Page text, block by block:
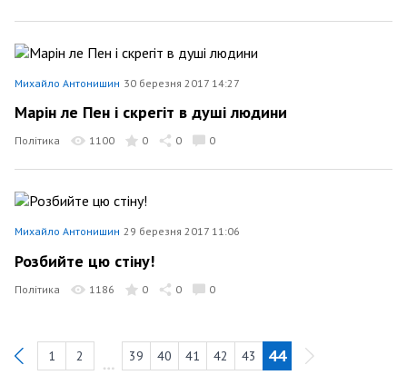
Михайло Антонишин 30 березня 2017 14:27
Марін ле Пен і скрегіт в душі людини
Політика 1100 0 0 0
Михайло Антонишин 29 березня 2017 11:06
Розбийте цю стіну!
Політика 1186 0 0 0
Previous
1 2 39 40 41 42 43 44